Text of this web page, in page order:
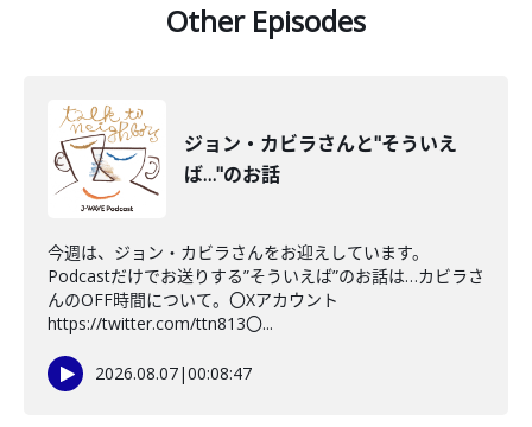
Other Episodes
ジョン・カビラさんと"そういえ
ば…"のお話
今週は、ジョン・カビラさんをお迎えしています。
Podcastだけでお送りする”そういえば”のお話は…カビラさ
んのOFF時間について。〇Xアカウント
https://twitter.com/ttn813〇...
2026.08.07|00:08:47